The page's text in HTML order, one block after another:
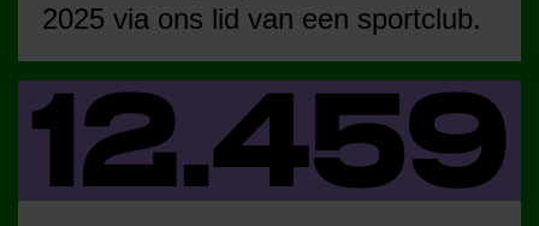
2025 via ons lid van een sportclub.